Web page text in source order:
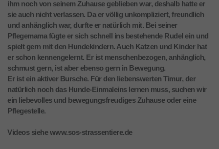
ihm noch von seinem Zuhause geblieben war, deshalb hatte er
sie auch nicht verlassen. Da er völlig unkompliziert, freundlich
und anhänglich war, durfte er natürlich mit. Bei seiner
Pflegemama fügte er sich schnell ins bestehende Rudel ein und
spielt gern mit den Hundekindern. Auch Katzen und Kinder hat
er schon kennengelernt. Er ist menschenbezogen, anhänglich,
schmust gern, ist aber ebenso gern in Bewegung.
Er ist ein aktiver Bursche. Für den liebenswerten Timur, der
natürlich noch das Hunde-Einmaleins lernen muss, suchen wir
ein liebevolles und bewegungsfreudiges Zuhause oder eine
Pflegestelle.
Videos siehe www.sos-strassentiere.de